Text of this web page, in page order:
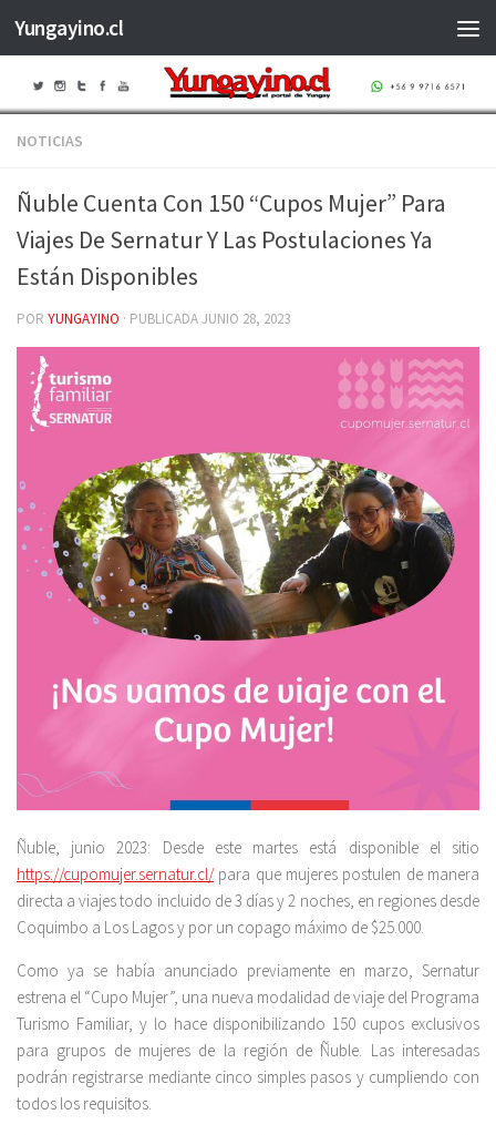
Saltar al contenido
Yungayino.cl
NOTICIAS
Ñuble Cuenta Con 150 “Cupos Mujer” Para
Viajes De Sernatur Y Las Postulaciones Ya
Están Disponibles
POR YUNGAYINO · PUBLICADAJUNIO 28, 2023
Ñuble, junio 2023: Desde este martes está disponible el sitio
https://cupomujer.sernatur.cl/para que mujeres postulen de manera
directa a viajes todo incluido de 3 días y 2 noches, en regiones desde
Coquimbo a Los Lagos y por un copago máximo de $25.000.
Como ya se había anunciado previamente en marzo, Sernatur
estrena el “Cupo Mujer”, una nueva modalidad de viaje del Programa
Turismo Familiar, y lo hace disponibilizando 150 cupos exclusivos
para grupos de mujeres de la región de Ñuble. Las interesadas
podrán registrarse mediante cinco simples pasos y cumpliendo con
todos los requisitos.